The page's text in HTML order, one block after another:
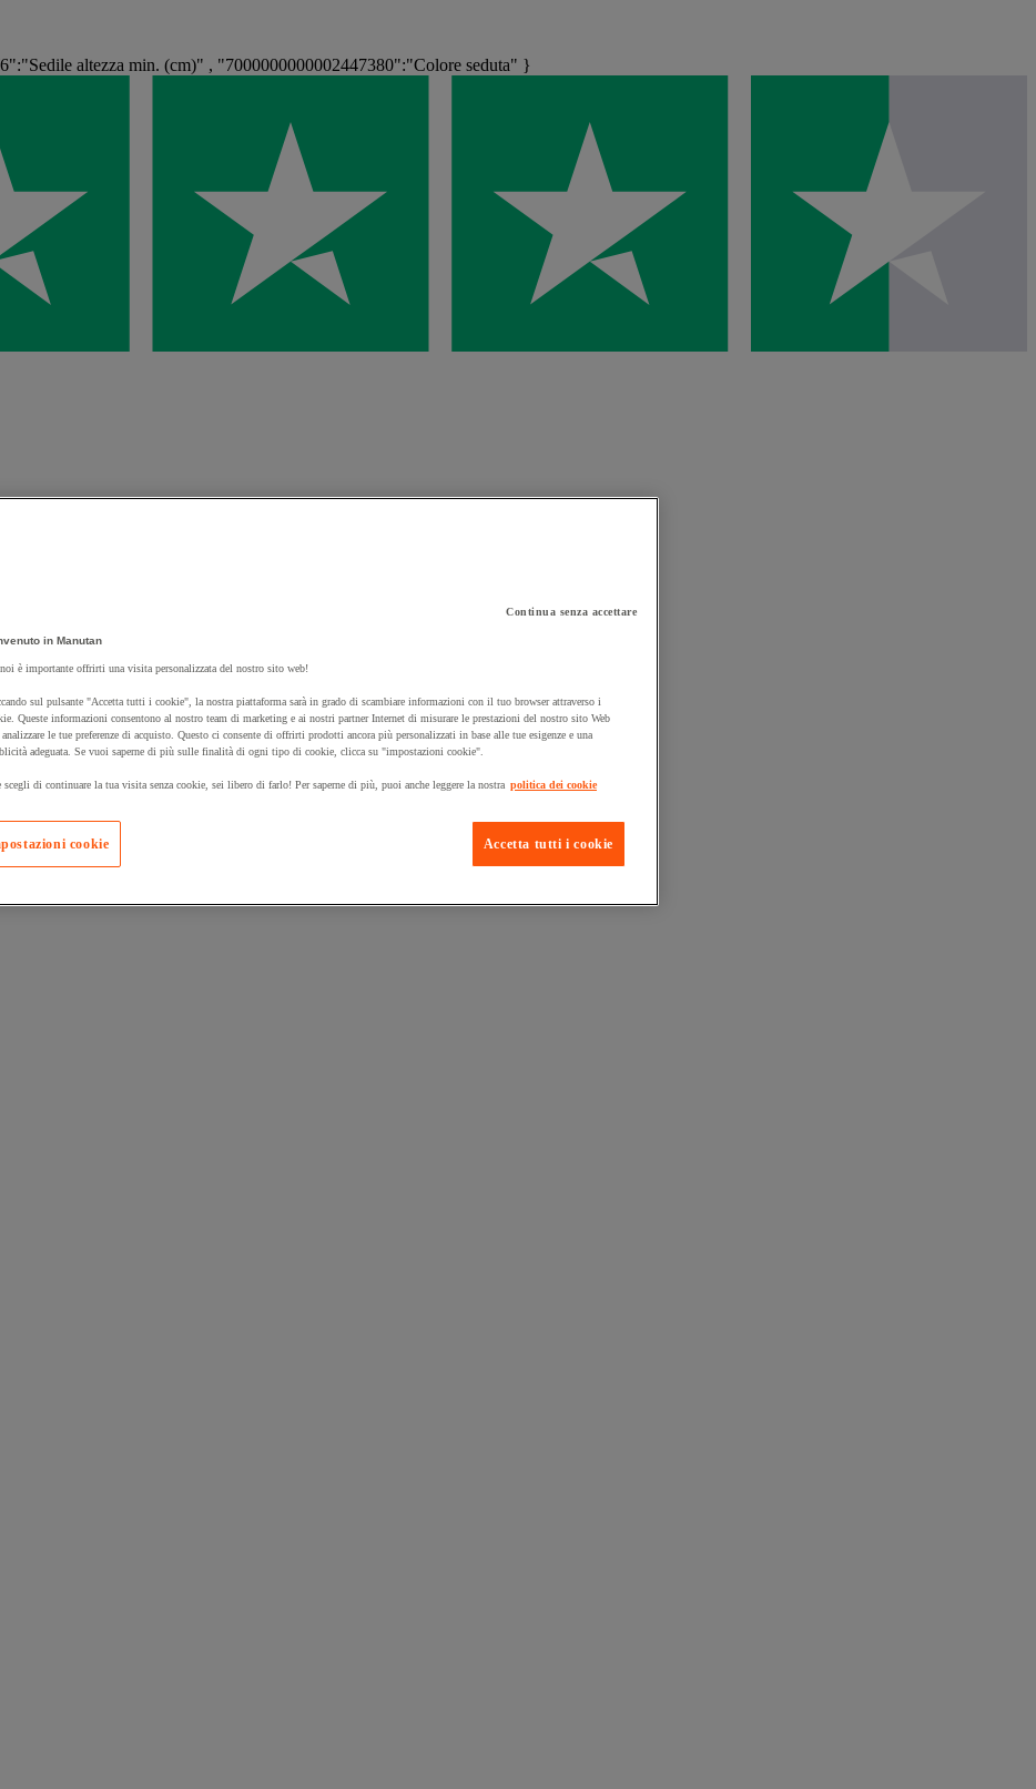
altezza min. (cm)" , "7000000000002447380":"Colore seduta" }
tuo carrello un prodotto:
Manutan Expert
Prodotti in pronta consegna
Continua senza accettare
in Manutan
è importante offrirti una visita personalizzata del nostro sito web!
sul pulsante "Accetta tutti i cookie", la nostra piattaforma sarà in grado di scambiare informazioni con il tuo browser attraverso i
Queste informazioni consentono al nostro team di marketing e ai nostri partner Internet di misurare le prestazioni del nostro sito Web
le tue preferenze di acquisto. Questo ci consente di offrirti prodotti ancora più personalizzati in base alle tue esigenze e una
adeguata. Se vuoi saperne di più sulle finalità di ogni tipo di cookie, clicca su "impostazioni cookie".
scegli di continuare la tua visita senza cookie, sei libero di farlo! Per saperne di più, puoi anche leggere la nostra politica dei cookie
Accetta tutti i cookie
cookie